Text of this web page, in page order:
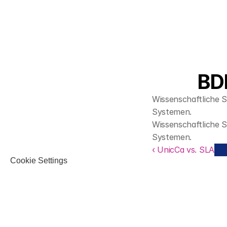
Wissenschaftliche
Systemen.
Wissenschaftliche
Systemen.
‹ UnicCa vs. SLA
Cookie Settings